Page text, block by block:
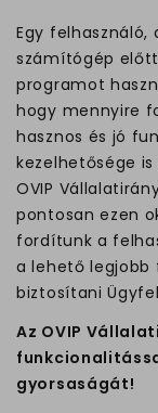
Egy felhasználó,
számítógép
programot
hogy mennyire
hasznos és jó
kezelhetősége
OVIP
pontosan ezen
fordítunk a
a lehető legjobb
biztosítani
Az OVIP
gyorsaságát!